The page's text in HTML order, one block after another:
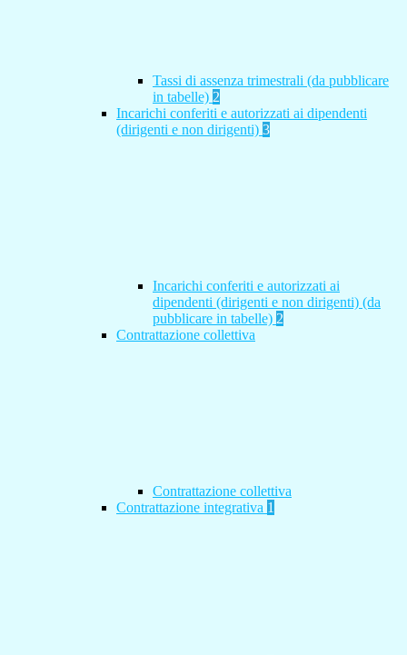
Tassi di assenza trimestrali (da pubblicare
in tabelle) 2
Incarichi conferiti e autorizzati ai dipendenti
(dirigenti e non dirigenti) 3
Incarichi conferiti e autorizzati ai
dipendenti (dirigenti e non dirigenti) (da
pubblicare in tabelle) 2
Contrattazione collettiva
Contrattazione collettiva
Contrattazione integrativa 1